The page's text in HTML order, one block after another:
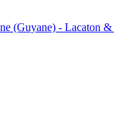
(Guyane) - Lacaton